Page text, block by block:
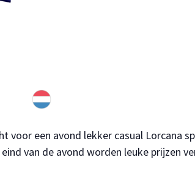
voor een avond lekker casual Lorcana
van de avond worden leuke prijzen